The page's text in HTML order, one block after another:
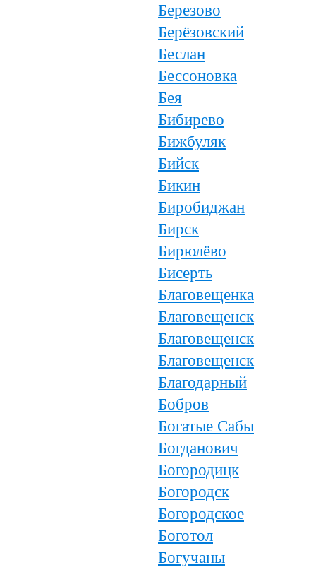
Березово
Берёзовский
Беслан
Бессоновка
Бея
Бибирево
Бижбуляк
Бийск
Бикин
Биробиджан
Бирск
Бирюлёво
Бисерть
Благовещенка
Благовещенск
Благовещенск
Благовещенск
Благодарный
Бобров
Богатые Сабы
Богданович
Богородицк
Богородск
Богородское
Боготол
Богучаны